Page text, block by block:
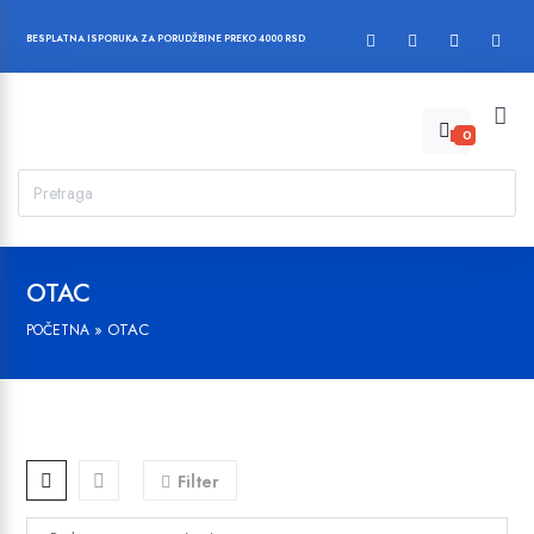
BESPLATNA ISPORUKA ZA PORUDŽBINE PREKO 4000 RSD
0
OTAC
POČETNA » OTAC
Filter